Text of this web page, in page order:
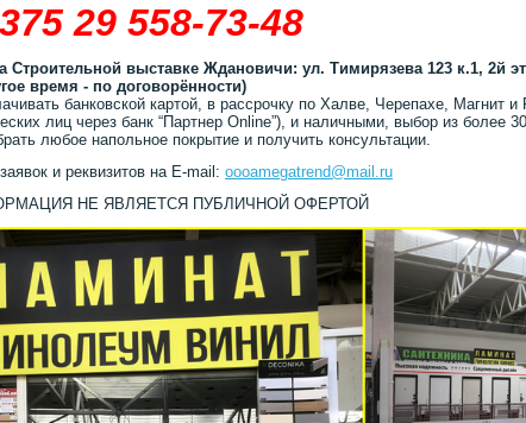
29 558-73-48
Строительной выставке Ждановичи: ул. Тимирязева 123 к.1, 2й
время - по договорённости)
банковской картой, в рассрочку по Халве, Черепахе, Магнит
лиц через банк “Партнер Online”), и наличными, выбор из более
любое напольное покрытие и получить консультации.
и реквизитов на E-mail: oooamegatrend@mail.ru
НЕ ЯВЛЯЕТСЯ ПУБЛИЧНОЙ ОФЕРТОЙ